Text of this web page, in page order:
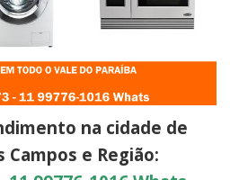
na cidade de
Campos e Região: